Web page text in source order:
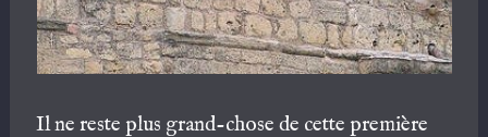
Il ne reste plus grand-chose de cette première